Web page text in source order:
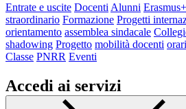
Entrate e uscite Docenti Alunni Erasmus+
straordinario Formazione Progetti
orientamento assemblea sindacale
shadowing Progetto mobilità docenti
Classe PNRR Eventi
Accedi ai servizi